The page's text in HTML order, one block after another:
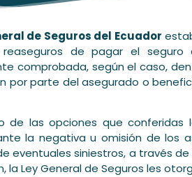
de Seguros del Ecuador
reaseguros de pagar el
comprobada, según el caso,
por parte del asegurado o
de las opciones que
la negativa u omisión de los
eventuales siniestros, a través
la Ley General de Seguros les